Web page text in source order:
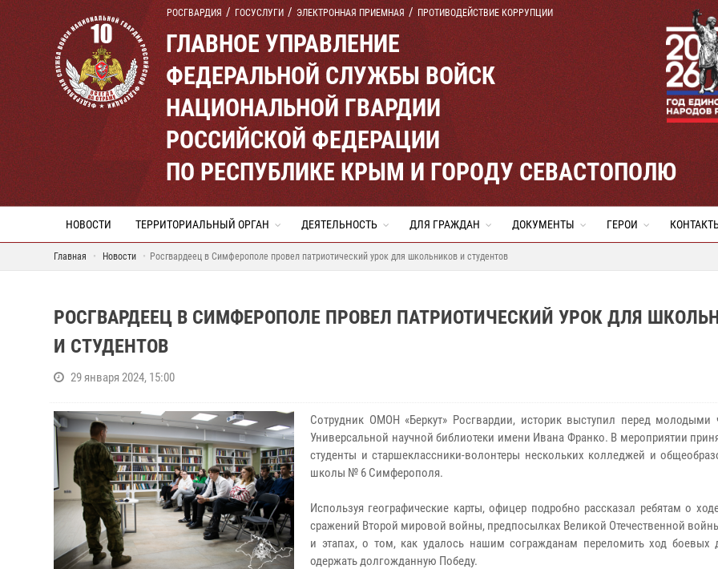
РОСГВАРДИЯ ГОСУСЛУГИ ЭЛЕКТРОННАЯ ПРИЕМНАЯ ПРОТИВОДЕЙСТВИЕ КОРРУПЦИИ
ГЛАВНОЕ УПРАВЛЕНИЕ
ФЕДЕРАЛЬНОЙ СЛУЖБЫ ВОЙСК
НАЦИОНАЛЬНОЙ ГВАРДИИ
РОССИЙСКОЙ ФЕДЕРАЦИИ
ПО РЕСПУБЛИКЕ КРЫМ И ГОРОДУ СЕВАСТОПОЛЮ
НОВОСТИ ТЕРРИТОРИАЛЬНЫЙ ОРГАН ДЕЯТЕЛЬНОСТЬ ДЛЯ ГРАЖДАН ДОКУМЕНТЫ ГЕРОИ
Главная Новости Росгвардеец в Симферополе провел патриотический урок для школьников и студентов
РОСГВАРДЕЕЦ В СИМФЕРОПОЛЕ ПРОВЕЛ ПАТРИОТИЧЕСКИЙ УРОК ДЛЯ
И СТУДЕНТОВ
29 января 2024, 15:00
Сотрудник ОМОН «Беркут» Росгвардии, историк выступил перед молодыми
Универсальной научной библиотеки имени Ивана Франко. В мероприятии
студенты и старшеклассники-волонтеры нескольких колледжей и
школы № 6 Симферополя.
Используя географические карты, офицер подробно рассказал ребятам о
сражений Второй мировой войны, предпосылках Великой Отечественной
и этапах, о том, как удалось нашим согражданам переломить ход боевых
одержать долгожданную Победу.